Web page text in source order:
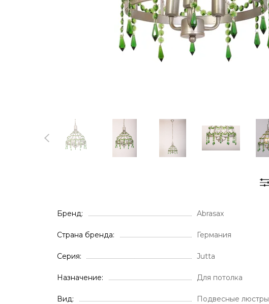
Бренд Abrasax
Страна бренда Германия
Серия Jutta
Назначение Для потолка
Вид Подвесные люстры